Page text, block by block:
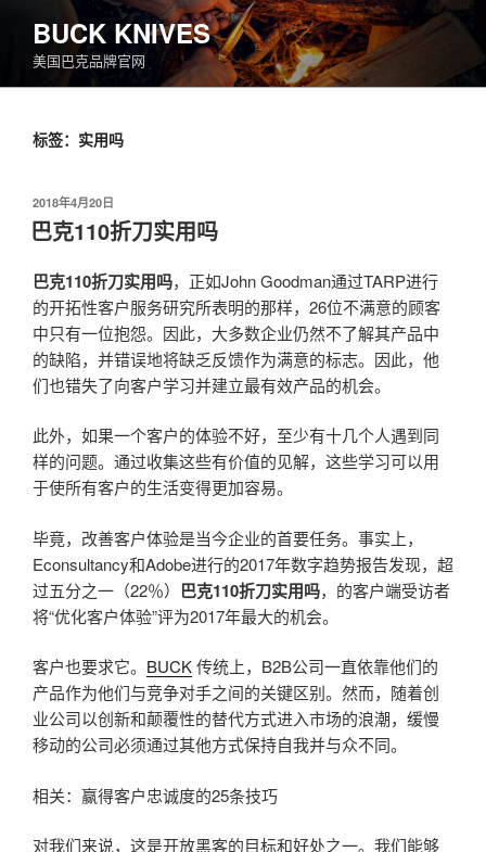
容
BUCK KNIVES
美国巴克品牌官网
标签：实用吗
发
布
于
2018年4月20日
巴克110折刀实用吗
巴克110折刀实用吗，正如John Goodman通过TARP进行
的开拓性客户服务研究所表明的那样，26位不满意的顾客
中只有一位抱怨。因此，大多数企业仍然不了解其产品中
的缺陷，并错误地将缺乏反馈作为满意的标志。因此，他
们也错失了向客户学习并建立最有效产品的机会。
此外，如果一个客户的体验不好，至少有十几个人遇到同
样的问题。通过收集这些有价值的见解，这些学习可以用
于使所有客户的生活变得更加容易。
毕竟，改善客户体验是当今企业的首要任务。事实上，
Econsultancy和Adobe进行的2017年数字趋势报告发现，超
过五分之一（22％） 巴克110折刀实用吗，的客户端受访者
将“优化客户体验”评为2017年最大的机会。
客户也要求它。 BUCK传统上，B2B公司一直依靠他们的
产品作为他们与竞争对手之间的关键区别。然而，随着创
业公司以创新和颠覆性的替代方式进入市场的浪潮，缓慢
移动的公司必须通过其他方式保持自我并与众不同。
相关：赢得客户忠诚度的25条技巧
对我们来说，这是开放黑客的目标和好处之一。我们能够